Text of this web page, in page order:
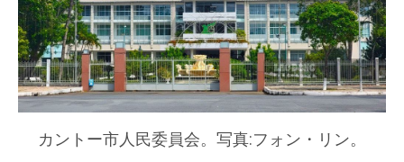
カントー市人民委員会。写真:フォン・リン。